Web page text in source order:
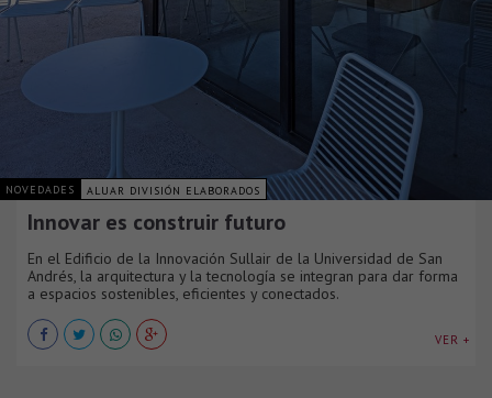
NOVEDADES ALUAR DIVISIÓN ELABORADOS
Innovar es construir futuro
En el Edificio de la Innovación Sullair de la Universidad de San
Andrés, la arquitectura y la tecnología se integran para dar forma
a espacios sostenibles, eficientes y conectados.
VER +